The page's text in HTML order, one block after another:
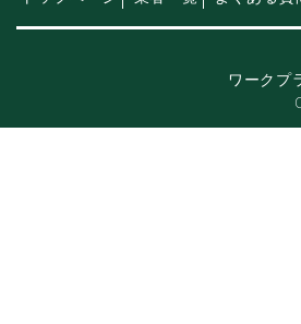
ワークプ